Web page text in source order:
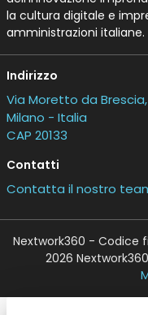
la cultura digitale e
amministrazioni italiane.
Indirizzo
Via Moretto da Brescia,
Milano - Italia
CAP 20133
Contatti
Contatta il nostro
Nextwork360 - Codice
2026 Nextwork360.